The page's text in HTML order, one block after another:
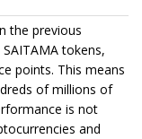
the previous
tokens,
points. This means
of millions of
is not
and